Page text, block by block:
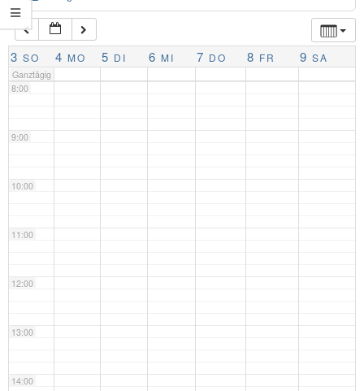
3 SO 4 MO 5 DI 6 MI 7 DO 8 FR 9 SA
Ganztägig
7:00
8:00
9:00
10:00
11:00
12:00
13:00
14:00